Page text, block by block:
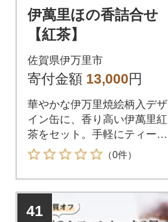
伊萬里ほの香詰合せ
【紅茶】
佐賀県伊万里市
寄付金額 13,000円
華やかな伊万里焼絵柄入デザ
イン缶に、香り高い伊萬里紅
茶をセット。手軽にティータ
イムが楽しめます。
（0件）
41